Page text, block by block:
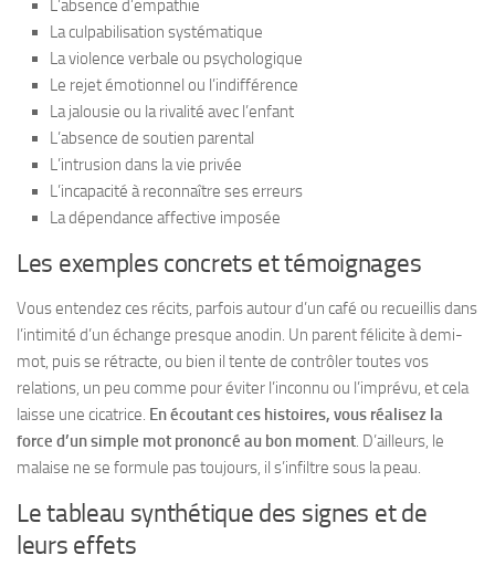
L’absence d’empathie
La culpabilisation systématique
La violence verbale ou psychologique
Le rejet émotionnel ou l’indifférence
La jalousie ou la rivalité avec l’enfant
L’absence de soutien parental
L’intrusion dans la vie privée
L’incapacité à reconnaître ses erreurs
La dépendance affective imposée
Les exemples concrets et témoignages
Vous entendez ces récits, parfois autour d’un café ou recueillis dans
l’intimité d’un échange presque anodin. Un parent félicite à demi-
mot, puis se rétracte, ou bien il tente de contrôler toutes vos
relations, un peu comme pour éviter l’inconnu ou l’imprévu, et cela
laisse une cicatrice. En écoutant ces histoires, vous réalisez la
force d’un simple mot prononcé au bon moment. D’ailleurs, le
malaise ne se formule pas toujours, il s’infiltre sous la peau.
Le tableau synthétique des signes et de
leurs effets